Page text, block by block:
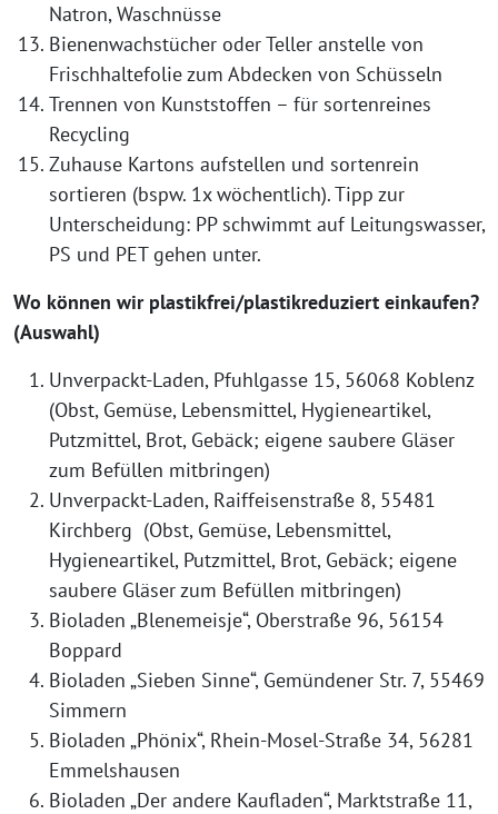
Natron, Waschnüsse
Bienenwachstücher oder Teller anstelle von
Frischhaltefolie zum Abdecken von Schüsseln
Trennen von Kunststoffen – für sortenreines
Recycling
Zuhause Kartons aufstellen und sortenrein
sortieren (bspw. 1x wöchentlich). Tipp zur
Unterscheidung: PP schwimmt auf Leitungswasser,
PS und PET gehen unter.
Wo können wir plastikfrei/plastikreduziert einkaufen?
(Auswahl)
Unverpackt-Laden, Pfuhlgasse 15, 56068 Koblenz
(Obst, Gemüse, Lebensmittel, Hygieneartikel,
Putzmittel, Brot, Gebäck; eigene saubere Gläser
zum Befüllen mitbringen)
Unverpackt-Laden, Raiffeisenstraße 8, 55481
Kirchberg (Obst, Gemüse, Lebensmittel,
Hygieneartikel, Putzmittel, Brot, Gebäck; eigene
saubere Gläser zum Befüllen mitbringen)
Bioladen „Blenemeisje“, Oberstraße 96, 56154
Boppard
Bioladen „Sieben Sinne“, Gemündener Str. 7, 55469
Simmern
Bioladen „Phönix“, Rhein-Mosel-Straße 34, 56281
Emmelshausen
Bioladen „Der andere Kaufladen“, Marktstraße 11,